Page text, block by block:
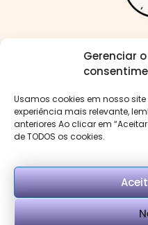
Gerenciar o
Usamos cookies em nosso
experiência mais relevante,
anteriores Ao clicar em
de TODOS os cookies.
Me